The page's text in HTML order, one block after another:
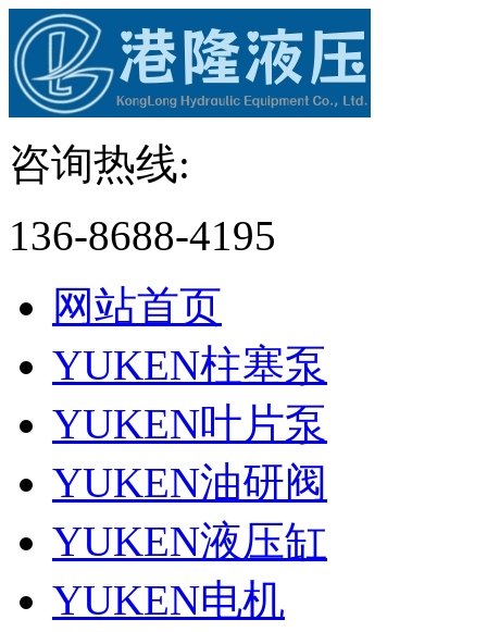
咨询热线:
136-8688-4195
网站首页
YUKEN柱塞泵
YUKEN叶片泵
YUKEN油研阀
YUKEN液压缸
YUKEN电机